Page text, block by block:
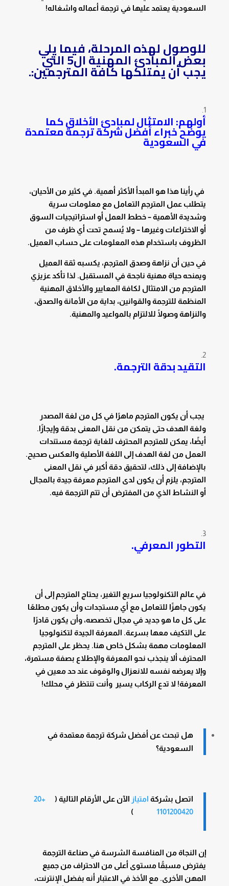
السعودية يعتمد عليها في ترجمة أعماله واشغاله!
للوصول لهذه المرحلة، فيما يلي
بعض المبادئ المهنية ال5 التي
يجب أن يمتلكها كافة المترجمين:.
أولهم: الامتثال لمبادئ الأخلاق كما
يوضح خبراء أفضل شركة ترجمة معتمدة
في السعودية
في رأينا هذا هو المبدأ الأكثر أهمية. في كثير من الأحيان،
يتطلب عمل المترجم التعامل مع معلومات سرية
وشديدة الأهمية – خطط العمل أو استراتيجيات السوق
أو الاختراعات وغيرها – ولا يُسمح تحت أي ظرف من
الظروف باستخدام هذه المعلومات على حساب العميل.
في حين أن نزاهة وصدق المترجم، يكسبه ثقة العميل
ويمنحه حياة مهنية ناجحة في المستقبل. لذا تأكد عزيزي
المترجم من الامتثال لكافة المعايير والأخلاق المهنية
المنظمة للترجمة والقوانين، بداية من الأمانة والصدق،
والنزاهة وصولًا للالتزام بالمواعيد والمهنية.
التقيد بدقة الترجمة.
يجب أن يكون المترجم ماهرًا في كل من لغة المصدر
ولغة الهدف حتى يتمكن من نقل المعنى بدقة وإيجازًا.
أيضًا، يمكن للمترجم المحترف للغاية ترجمة مستندات
العمل من لغة الهدف إلى اللغة الأصلية والعكس صحيح.
بالإضافة إلى ذلك، لتحقيق دقة أكبر في نقل المعنى
المترجم، يلزم أن يكون لدى المترجم معرفة جيدة بالمجال
أو النشاط الذي من المفترض أن تتم الترجمة فيه.
التطور المعرفي.
في عالم التكنولوجيا سريع التغير، يحتاج المترجم إلى أن
يكون جاهزًا للتعامل مع أي مستجدات وأن يكون مطلعًا
على كل ما هو جديد في مجال تخصصه، وأن يكون قادرًا
على التكيف معها بسرعة. المعرفة الجيدة لتكنولوجيا
المعلومات مهمة بشكل خاص هنا. يحظر على المترجم
المحترف ألا ينجذب نحو المعرفة والإطلاع بصفة مستمرة،
وإلا يعرضه نفسه للانعزال والوقوف عند حد معين في
المعرفة! لا تدع الركاب يسير وأنت تنتظر في محلك!
هل تبحث عن أفضل شركة ترجمة معتمدة في
السعودية؟
اتصل بشركة امتياز الآن على الأرقام التالية (
+20
1101200420
)
إن النجاة من المنافسة الشرسة في صناعة الترجمة
يفترض مسبقًا مستوى أعلى من الاحتراف من جميع
المهن الأخرى. مع الأخذ في الاعتبار أنه بفضل الإنترنت،